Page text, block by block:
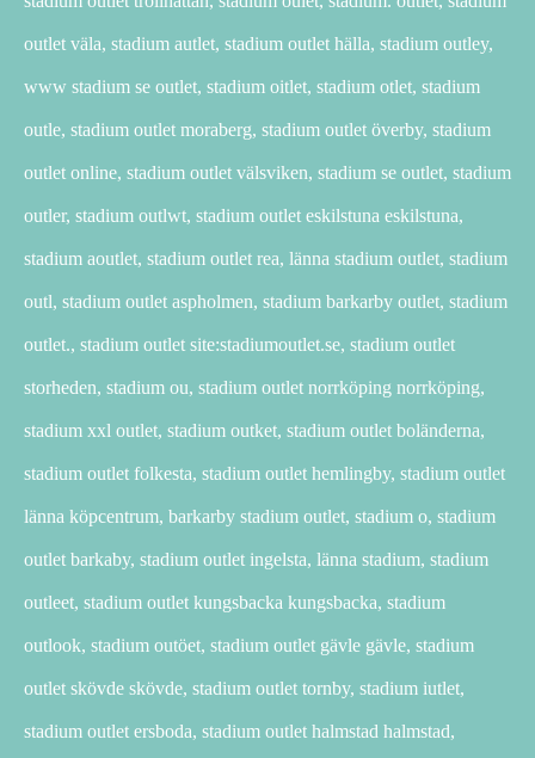
outlet väla, stadium autlet, stadium outlet hälla, stadium outley,
www stadium se outlet, stadium oitlet, stadium otlet, stadium
outle, stadium outlet moraberg, stadium outlet överby, stadium
outlet online, stadium outlet välsviken, stadium se outlet, stadium
outler, stadium outlwt, stadium outlet eskilstuna eskilstuna,
stadium aoutlet, stadium outlet rea, länna stadium outlet, stadium
outl, stadium outlet aspholmen, stadium barkarby outlet, stadium
outlet., stadium outlet site:stadiumoutlet.se, stadium outlet
storheden, stadium ou, stadium outlet norrköping norrköping,
stadium xxl outlet, stadium outket, stadium outlet boländerna,
stadium outlet folkesta, stadium outlet hemlingby, stadium outlet
länna köpcentrum, barkarby stadium outlet, stadium o, stadium
outlet barkaby, stadium outlet ingelsta, länna stadium, stadium
outleet, stadium outlet kungsbacka kungsbacka, stadium
outlook, stadium outöet, stadium outlet gävle gävle, stadium
outlet skövde skövde, stadium outlet tornby, stadium iutlet,
stadium outlet ersboda, stadium outlet halmstad halmstad,